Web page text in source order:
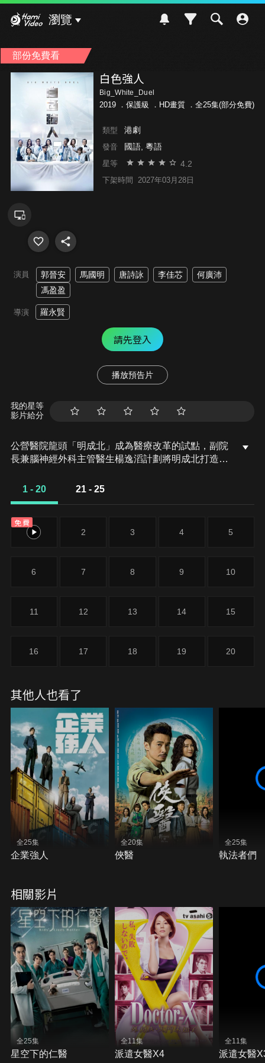
瀏覽
部份免費看
白色強人
Big_White_Duel
2019 ． 保護級 ．HD畫質 ．全25集(部分免費)
類型 港劇
發音 國語, 粵語
星等 4.2
下架時間 2027年03月28日
演員 郭晉安 馬國明 唐詩詠 李佳芯
何廣沛
馮盈盈
導演 羅永賢
請先登入
播放預告片
我的星等
影片給分
公營醫院龍頭「明成北」成為醫療改革的試點，副院
長兼腦神經外科主管醫生楊逸滔計劃將明成北打造成
外科主管醫師唐明本著捍衛病人生命，將人命置於醫
胸肺科醫生程洛雯、急診室醫生蘇怡、腦神經外科醫
生呂靄寧等，一群身穿白袍的強者，他們的對手不只
1 - 20 21 - 25
免費
1 2 3 4 5
6 7 8 9 10
11 12 13 14 15
16 17 18 19 20
其他人也看了
全25集
企業強人
全20集
俠醫
全25集
執法者們
相關影片
全25集
星空下的仁醫
全11集
派遣女醫X4
全11集
派遣女醫